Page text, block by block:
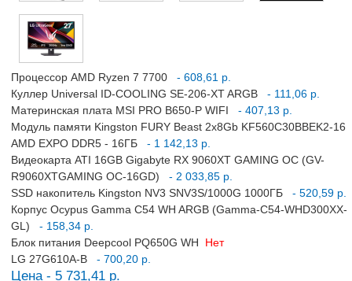
Процессор AMD Ryzen 7 7700
- 608,61 р.
Куллер Universal ID-COOLING SE-206-XT ARGB
- 111,06 р.
Материнская плата MSI PRO B650-P WIFI
- 407,13 р.
Модуль памяти Kingston FURY Beast 2x8Gb KF560C30BBEK2-16
AMD EXPO DDR5 - 16ГБ
- 1 142,13 р.
Видеокарта ATI 16GB Gigabyte RX 9060XT GAMING OC (GV-
R9060XTGAMING OC-16GD)
- 2 033,85 р.
SSD накопитель Kingston NV3 SNV3S/1000G 1000ГБ
- 520,59 р.
Корпус Ocypus Gamma C54 WH ARGB (Gamma-C54-WHD300XX-
GL)
- 158,34 р.
Блок питания Deepcool PQ650G WH
Нет
LG 27G610A-B
- 700,20 р.
Цена - 5 731,41 р.